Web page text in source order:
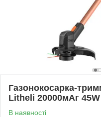
Газонокосарка-
Litheli 20000мАг
В наявності